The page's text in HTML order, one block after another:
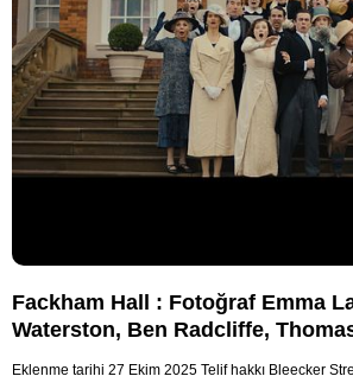
Fackham Hall : Fotoğraf Emma
Waterston, Ben Radcliffe,
Eklenme tarihi 27 Ekim 2025 Telif hakkı Bleecker